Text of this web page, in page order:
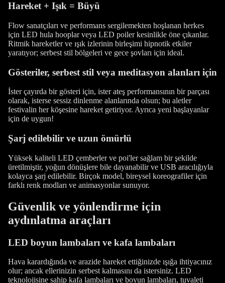
Hareket + Işık = Büyü
Flow sanatçıları ve performans sergilemekten hoşlanan herkes
için LED hula hooplar veya LED poiler kesinlikle öne çıkanlar.
Ritmik hareketler ve ışık izlerinin birleşimi hipnotik etkiler
yaratıyor; serbest stil bölgeleri ve gece şovları için ideal.
Gösteriler, serbest stil veya meditasyon alanları için
İster çayırda bir gösteri için, ister ateş performansının bir parçası
olarak, isterse sessiz dinlenme alanlarında olsun; bu aletler
festivalin her köşesine hareket getiriyor. Ayrıca yeni başlayanlar
için de uygun!
Şarj edilebilir ve uzun ömürlü
Yüksek kaliteli LED çemberler ve poi'ler sağlam bir şekilde
üretilmiştir, yoğun dönüşlere bile dayanabilir ve USB aracılığıyla
kolayca şarj edilebilir. Birçok model, bireysel koreografiler için
farklı renk modları ve animasyonlar sunuyor.
Güvenlik ve yönlendirme için
aydınlatma araçları
LED boyun lambaları ve kafa lambaları
Hava karardığında ve arazide hareket ettiğinizde ışığa ihtiyacınız
olur; ancak ellerinizin serbest kalmasını da istersiniz. LED
teknolojisine sahip kafa lambaları ve boyun lambaları, tuvaleti